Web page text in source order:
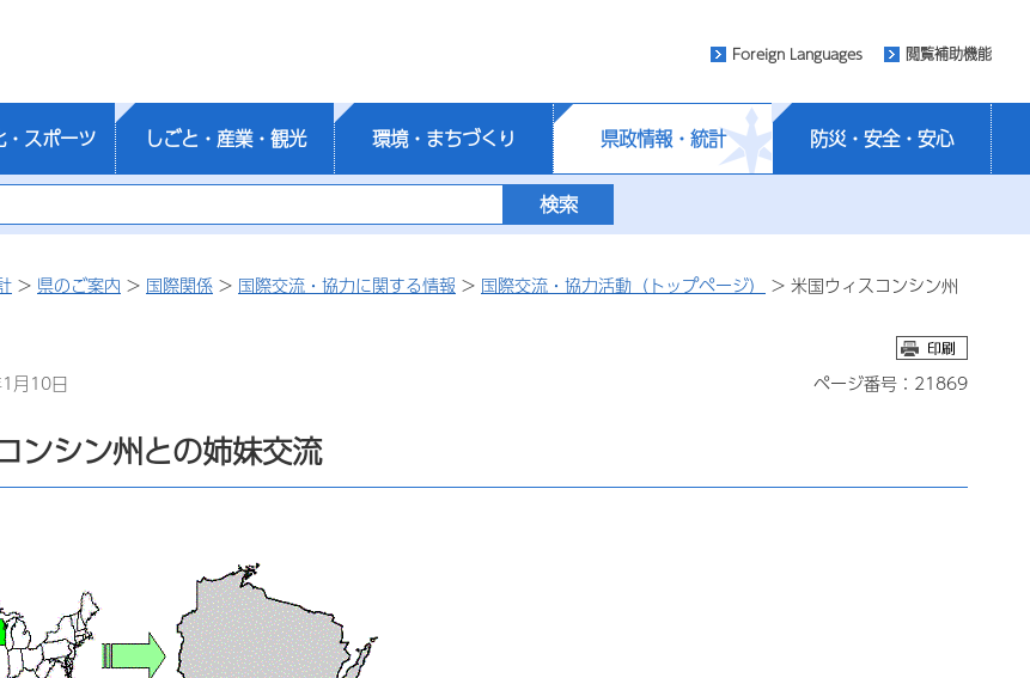
Foreign Languages 閲覧補助機能
スポーツ しごと・産業・観光 環境・まちづくり 県政情報・統計 防災・安全・安心
> 県のご案内 > 国際関係 > 国際交流・協力に関する情報 > 国際交流・協力活動（トップページ）
> 米国ウィスコンシン州
月10日 ページ番号：21869
ンシン州との姉妹交流